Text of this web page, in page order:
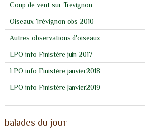
Coup de vent sur Trévignon
Oiseaux Trévignon obs 2010
Autres observations d'oiseaux
LPO info Finistère juin 2017
LPO info Finistère janvier2018
LPO info Finistère Janvier2019
balades du jour